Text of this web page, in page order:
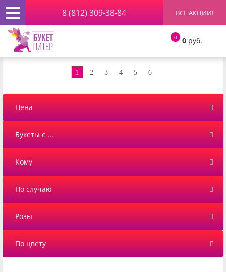
ВСЕ АКЦИИ!
8 (812) 309-38-84
0 0 руб.
Главная » Букеты с Тюльпанами
Букеты с Тюльпанами
1 2 3 4 5 6
Цена
Букеты с ...
Кому
По случаю
Розы
По цвету